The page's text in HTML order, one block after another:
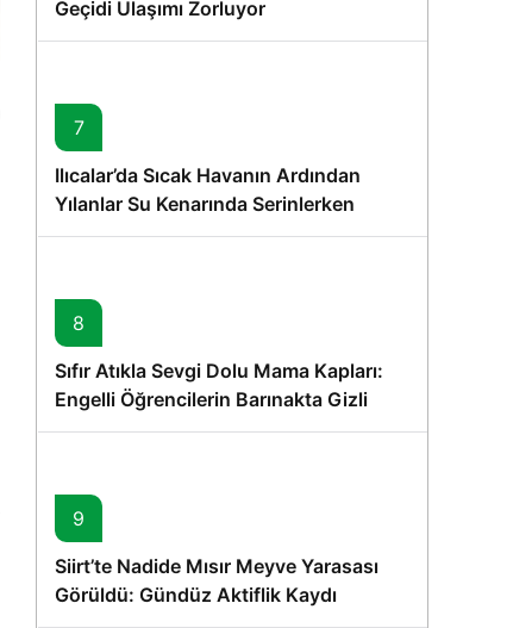
Geçidi Ulaşımı Zorluyor
7
Ilıcalar’da Sıcak Havanın Ardından
Yılanlar Su Kenarında Serinlerken
Görüntülendi
8
Sıfır Atıkla Sevgi Dolu Mama Kapları:
Engelli Öğrencilerin Barınakta Gizli
Dostları İçin Gönüllü Proje
9
Siirt’te Nadide Mısır Meyve Yarasası
Görüldü: Gündüz Aktiflik Kaydı